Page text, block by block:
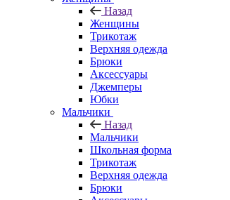
Назад
Женщины
Трикотаж
Верхняя одежда
Брюки
Аксессуары
Джемперы
Юбки
Мальчики
Назад
Мальчики
Школьная форма
Трикотаж
Верхняя одежда
Брюки